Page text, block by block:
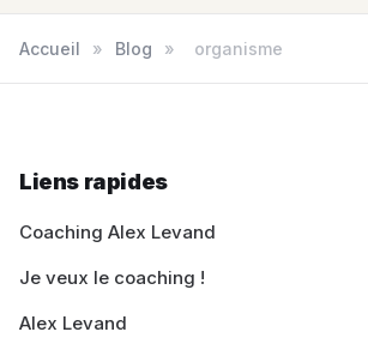
Accueil » Blog » organisme
Liens rapides
Coaching Alex Levand
Je veux le coaching !
Alex Levand